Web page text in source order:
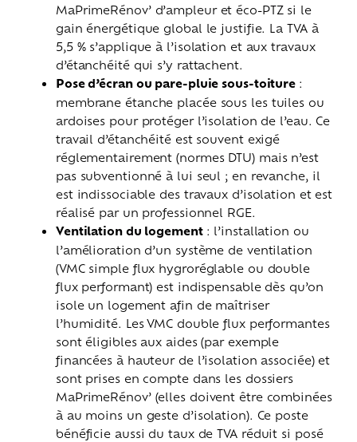
MaPrimeRénov’ d’ampleur et éco-PTZ si le
gain énergétique global le justifie. La TVA à
5,5 % s’applique à l’isolation et aux travaux
d’étanchéité qui s’y rattachent.
Pose d’écran ou pare-pluie sous-toiture :
membrane étanche placée sous les tuiles ou
ardoises pour protéger l’isolation de l’eau. Ce
travail d’étanchéité est souvent exigé
réglementairement (normes DTU) mais n’est
pas subventionné à lui seul ; en revanche, il
est indissociable des travaux d’isolation et est
réalisé par un professionnel RGE.
Ventilation du logement : l’installation ou
l’amélioration d’un système de ventilation
(VMC simple flux hygroréglable ou double
flux performant) est indispensable dès qu’on
isole un logement afin de maîtriser
l’humidité. Les VMC double flux performantes
sont éligibles aux aides (par exemple
financées à hauteur de l’isolation associée) et
sont prises en compte dans les dossiers
MaPrimeRénov’ (elles doivent être combinées
à au moins un geste d’isolation). Ce poste
bénéficie aussi du taux de TVA réduit si posé